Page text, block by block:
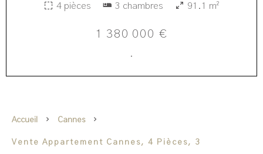
4 pièces 3 chambres 91.1 m²
1 380 000 €
·
Accueil Cannes
Vente Appartement Cannes, 4 Pièces, 3